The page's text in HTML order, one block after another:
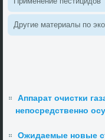
Другие материалы по
Аппарат очистки
непосредственно
Ожидаемые новые